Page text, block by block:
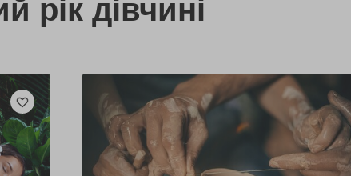
рік дівчині